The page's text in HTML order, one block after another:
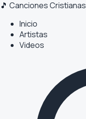
🎵 Canciones Cristianas
Inicio
Artistas
Videos